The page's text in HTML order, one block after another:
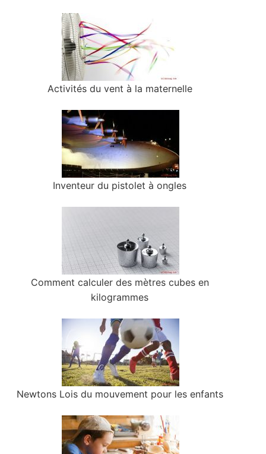
Activités du vent à la maternelle
Inventeur du pistolet à ongles
Comment calculer des mètres cubes en
kilogrammes
Newtons Lois du mouvement pour les enfants